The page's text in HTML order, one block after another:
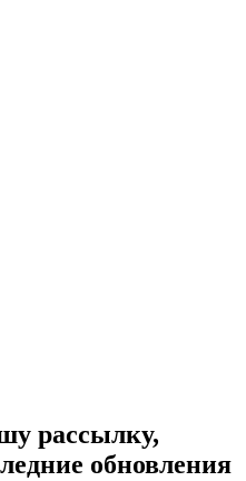
рассылку,
обновления